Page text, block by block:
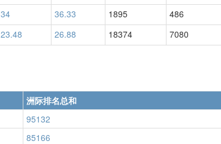
34 36.33 1895 486
23.48 26.88 18374 7080
洲际排名总和
95132
85166